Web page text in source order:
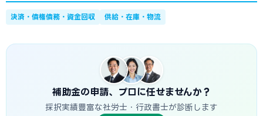
決済・債権債務・資金回収 供給・在庫・物流
補助金の申請、プロに任せませんか？
採択実績豊富な社労士・行政書士が診断します